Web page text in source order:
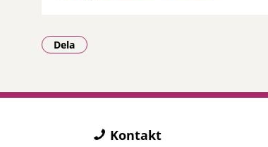
Dela
- Klicka för att öppna delningsalternativ.
Kontakt